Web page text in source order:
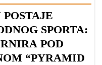
SPORTA:
POD
“PYRAMID